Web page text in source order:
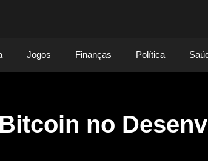
Jogos Finanças Política
no